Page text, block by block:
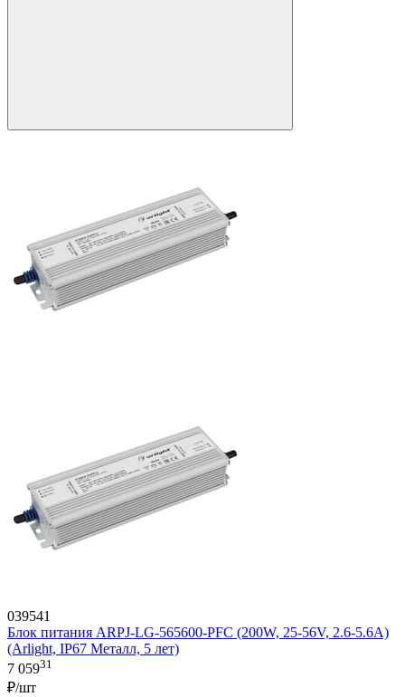
039541
Блок питания ARPJ-LG-565600-PFC (200W, 25-56V, 2.6-5.6A)
(Arlight, IP67 Металл, 5 лет)
7 05931
₽/шт